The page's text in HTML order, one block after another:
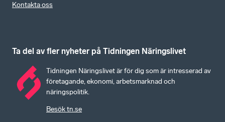
Kontakta oss
Ta del av fler nyheter på Tidningen Näringslivet
Tidningen Näringslivet är för dig som är intresserad av
företagande, ekonomi, arbetsmarknad och
näringspolitik.
Besök tn.se